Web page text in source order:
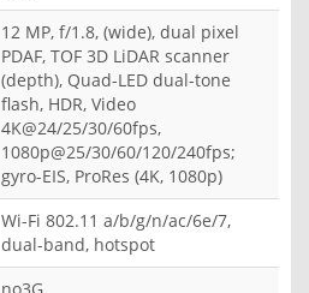
12 MP, f/1.8, (wide), dual pixel
PDAF, TOF 3D LiDAR scanner
(depth), Quad-LED dual-tone
flash, HDR, Video
4K@24/25/30/60fps,
1080p@25/30/60/120/240fps;
gyro-EIS, ProRes (4K, 1080p)
Wi-Fi 802.11 a/b/g/n/ac/6e/7,
dual-band, hotspot